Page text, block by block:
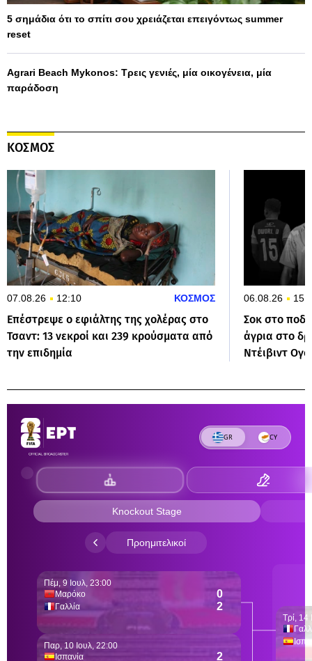
5 σημάδια ότι το σπίτι σου χρειάζεται επειγόντως summer
reset
Agrari Beach Mykonos: Τρεις γενιές, μία οικογένεια, μία
παράδοση
ΚΟΣΜΟΣ
07.08.26 12:10 ΚΟΣΜΟΣ
Επέστρεψε ο εφιάλτης της χολέρας στο
Τσαντ: 13 νεκροί και 239 κρούσματα από
την επιδημία
06.08.26
Σοκ στο
άγρια στο
Ντέιβιντ